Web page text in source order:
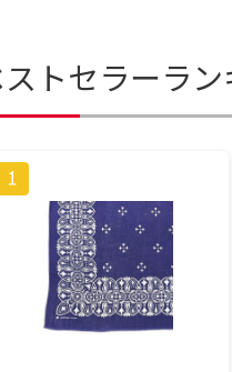
トセラーラ